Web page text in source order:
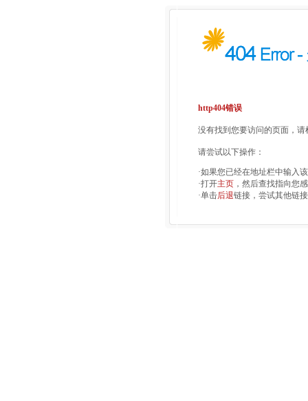
http404错误
没有找到您要访问的页面，
请尝试以下操作：
·如果您已经在地址栏中输入
·打开主页 ，然后查找指向您
·单击后退链接，尝试其他链